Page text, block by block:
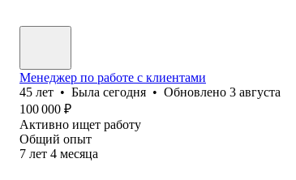
Менеджер по работе с клиентами
45 лет • Была сегодня • Обновлено 3 августа
100 000 ₽
Активно ищет работу
Общий опыт
7 лет 4 месяца